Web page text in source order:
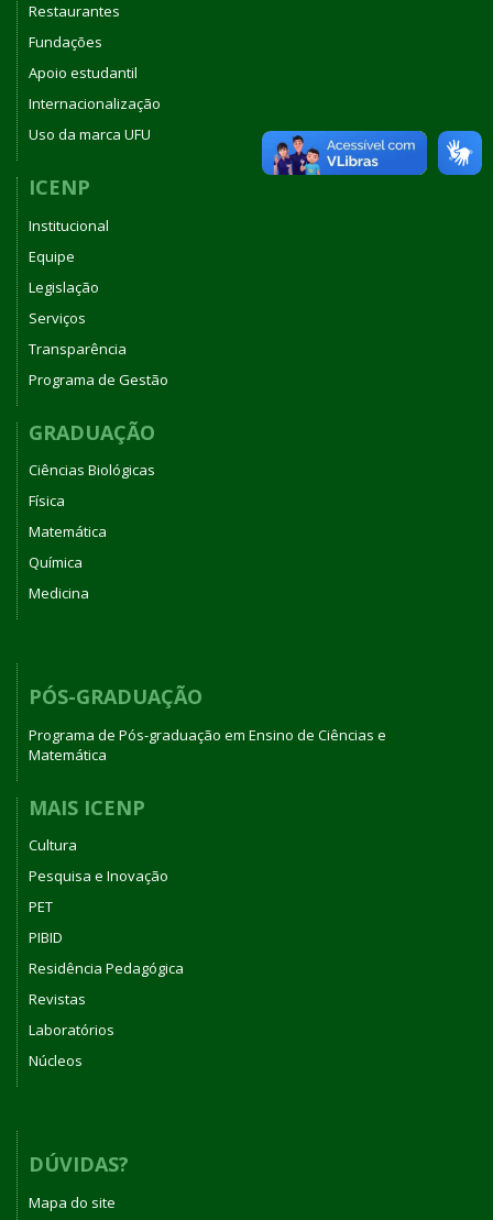
Restaurantes
Fundações
Apoio estudantil
Internacionalização
Uso da marca UFU
ICENP
Institucional
Equipe
Legislação
Serviços
Transparência
Programa de Gestão
GRADUAÇÃO
Ciências Biológicas
Física
Matemática
Química
Medicina
PÓS-GRADUAÇÃO
Programa de Pós-graduação em Ensino de Ciências e
Matemática
MAIS ICENP
Cultura
Pesquisa e Inovação
PET
PIBID
Residência Pedagógica
Revistas
Laboratórios
Núcleos
DÚVIDAS?
Mapa do site